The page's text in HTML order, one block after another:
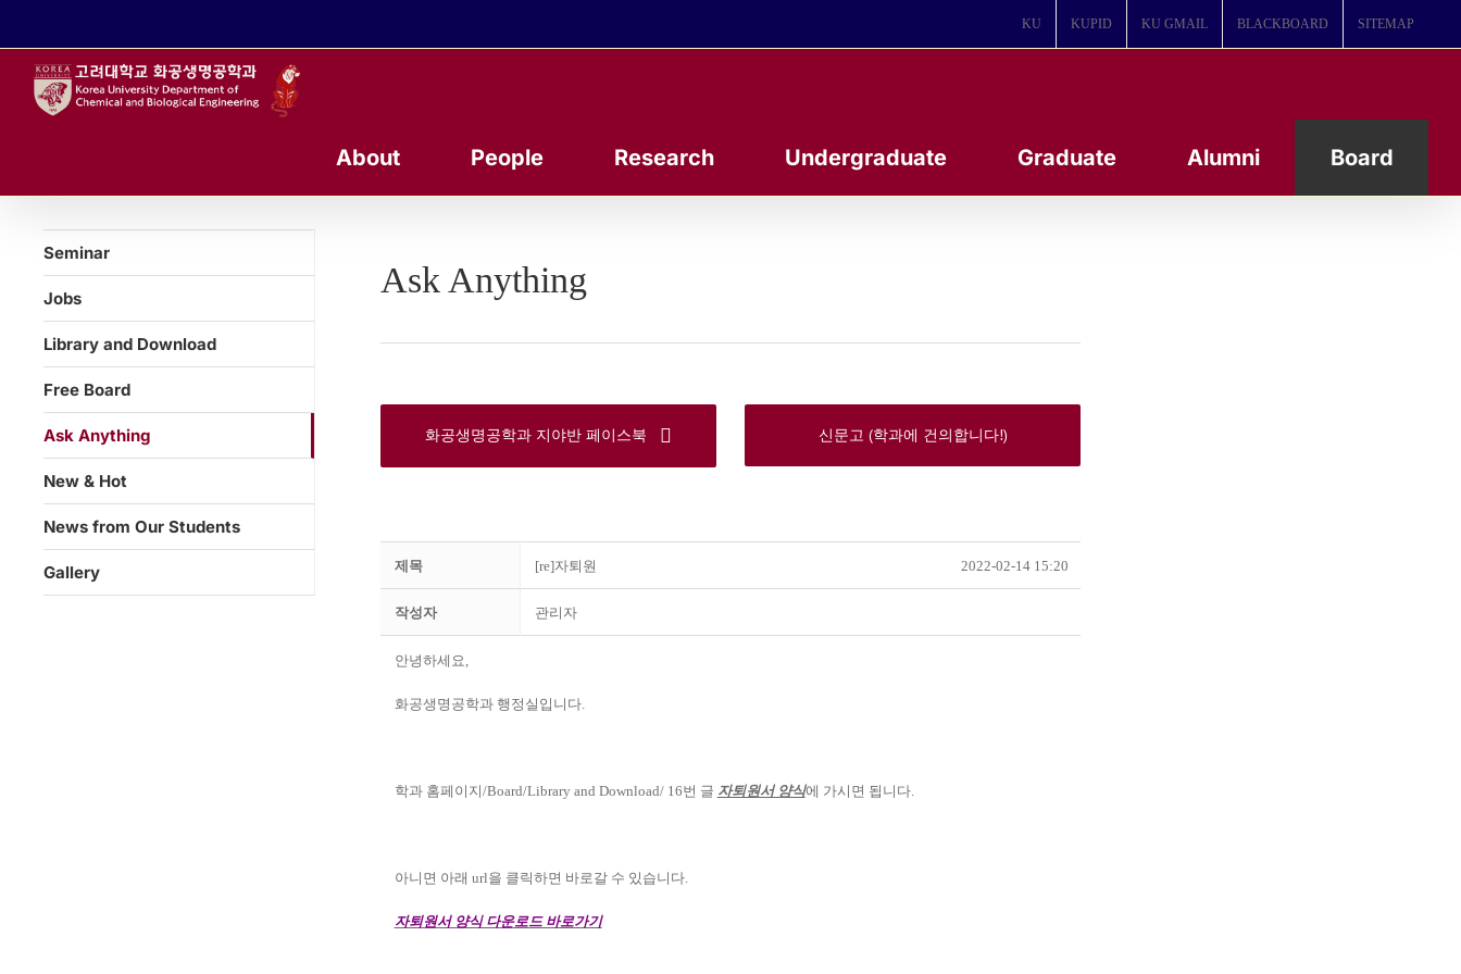
KU KUPID KU GMAIL BLACKBOARD SITEMAP
About People Research Undergraduate Graduate Alumni Board
Ask Anything
화공생명공학과 지야반 페이스북 신문고 (학과에 건의합니다!)
제목 [re]자퇴원 2022-02-14 15:20
작성자 관리자
안녕하세요,
화공생명공학과 행정실입니다.
학과 홈페이지/Board/Library and Download/ 16번 글 자퇴원서 양식에 가시면 됩니다.
아니면 아래 url을 클릭하면 바로갈 수 있습니다.
자퇴원서 양식 다운로드 바로가기
Seminar
Jobs
Library and Download
Free Board
Ask Anything
New & Hot
News from Our Students
Gallery